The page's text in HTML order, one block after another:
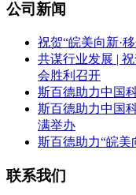
公司新闻
祝贺“皖美向新·
共谋行业发展 |
会胜利召开
斯百德助力中国
斯百德助力中国
满举办
斯百德助力“皖美
联系我们